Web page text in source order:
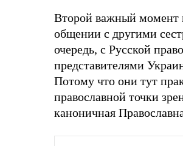
Второй важный момент
общении с другими
очередь, с Русской
представителями
Потому что они тут
православной точки
каноничная